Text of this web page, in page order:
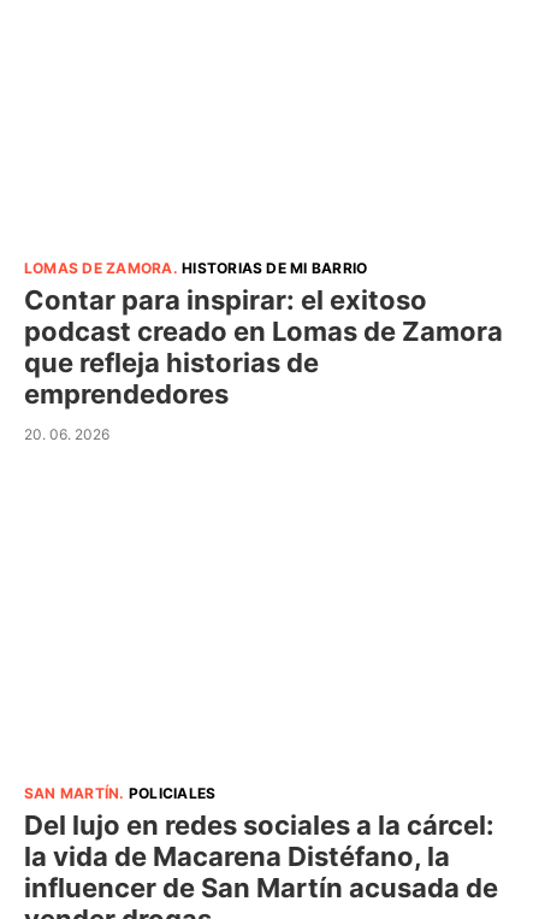
LOMAS DE ZAMORA.HISTORIAS DE MI BARRIO
Contar para inspirar: el exitoso
podcast creado en Lomas de Zamora
que refleja historias de
emprendedores
20. 06. 2026
SAN MARTÍN. POLICIALES
Del lujo en redes sociales a la cárcel:
la vida de Macarena Distéfano, la
influencer de San Martín acusada de